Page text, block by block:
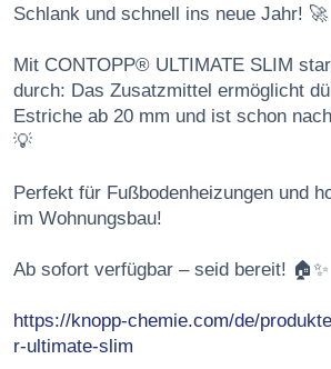
Schlank und schnell ins neue Jahr! 🚀
Mit CONTOPP® ULTIMATE SLIM
durch: Das Zusatzmittel ermöglicht
Estriche ab 20 mm und ist schon
💡
Perfekt für Fußbodenheizungen und
im Wohnungsbau!
Ab sofort verfügbar – seid bereit! 🏠✨
https://knopp-chemie.com/de/
r-ultimate-slim